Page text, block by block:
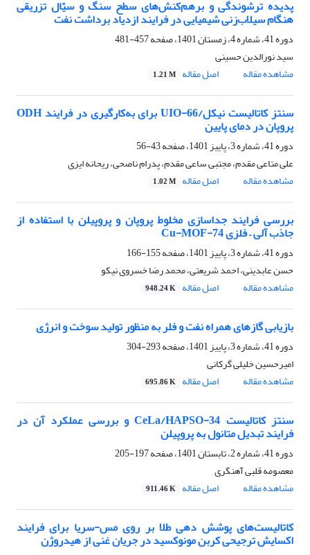
پدیده ترشوندگی و برهم‌کنش‌های سطح سنگ و سیّال تزریقی
هنگام سیلاب‌زنی شیمیایی در فرایند ازدیاد برداشت نفت
دوره 41، شماره 4، زمستان 1401، صفحه
457-481
سید نورالدین حسینی
مشاهده مقاله
اصل مقاله 1.21 M
سنتز کاتالیست نیکل/UIO-66 برای به‌کارگیری در فرایند ODH
پروپان در دمای پایین
دوره 41، شماره 3، پاییز 1401، صفحه
43-56
علی متاعی مقدم، مجتبی ساعی مقدم، پدرام ناصحی، ریحانه ایزی
مشاهده مقاله
اصل مقاله 1.02 M
بررسی فرایند جداسازی مخلوط پروپان و پروپیلن با استفاده از
جاذب آلی – فلزی Cu-MOF-74
دوره 41، شماره 3، پاییز 1401، صفحه
155-166
حسن عابدینی، احمد شریعتی، محمد رضا خسروی نیکو
مشاهده مقاله
اصل مقاله 948.24 K
بازیابی گازهای همراه نفت و فلر به منظور تولید سوخت و انرژی
دوره 41، شماره 3، پاییز 1401، صفحه
293-304
امیرحسین خلیلی گرکانی
مشاهده مقاله
اصل مقاله 695.86 K
سنتز کاتالیست CeLa/HAPSO-34 و بررسی عملکرد آن در
فرایند تبدیل متانول به پروپیلن
دوره 41، شماره 2، تابستان 1401، صفحه
197-205
معصومه قلبی آهنگری
مشاهده مقاله
اصل مقاله 911.46 K
کاتالیست‌های پوشش دهی طلا بر روی مس-سریا برای فرایند
اکسایش ترجیحی کربن مونوکسید در جریان غنی از هیدروژن